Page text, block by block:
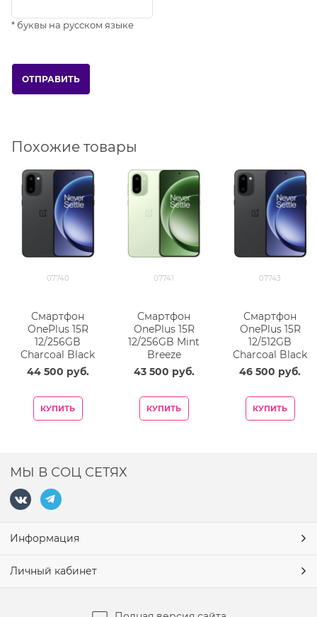
* буквы на русском языке
Похожие товары
07740
Смартфон
OnePlus 15R
12/256GB
Charcoal Black
44 500 руб.
КУПИТЬ
07741
Смартфон
OnePlus 15R
12/256GB Mint
Breeze
43 500 руб.
КУПИТЬ
07743
Смартфон
OnePlus 15R
12/512GB
Charcoal Black
46 500 руб.
КУПИТЬ
МЫ В СОЦ СЕТЯХ
Информация
Личный кабинет